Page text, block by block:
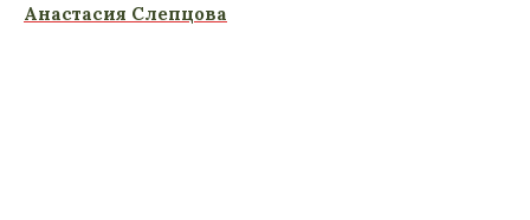
Анастасия Слепцова